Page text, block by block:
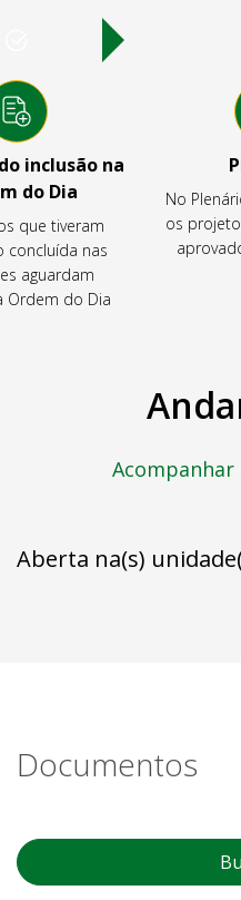
inclusão na
do Dia
que tiveram
concluída nas
aguardam
Ordem do Dia
No
os
Aberta na(s)
Documentos